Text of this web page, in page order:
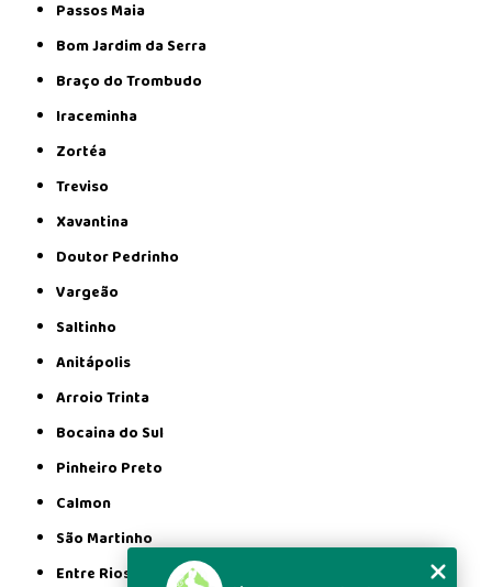
Passos Maia
Bom Jardim da Serra
Braço do Trombudo
Iraceminha
Zortéa
Treviso
Xavantina
Doutor Pedrinho
Vargeão
Saltinho
Anitápolis
Arroio Trinta
Bocaina do Sul
Pinheiro Preto
Calmon
São Martinho
Entre Rios